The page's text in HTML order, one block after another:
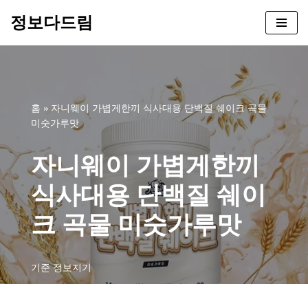
기
정보다드림
홈 » 자니웨이 가볍게한끼 식사대용 단백질 쉐이크 곡물
미숫가루맛
자니웨이 가볍게한끼
식사대용 단백질 쉐이
크 곡물 미숫가루맛
기준정보지기